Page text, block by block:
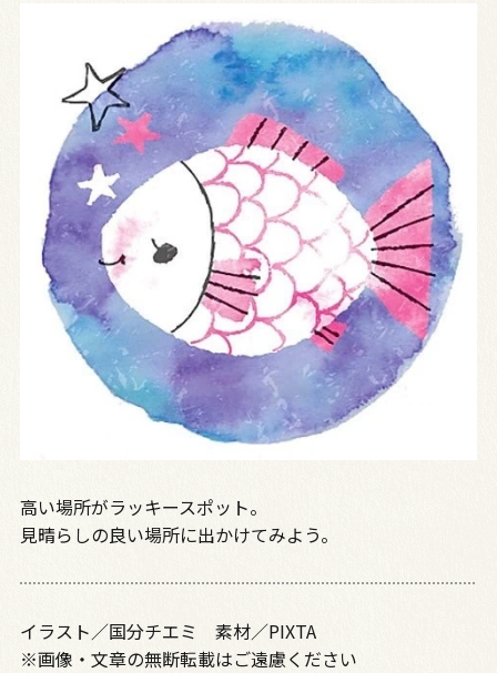
高い場所がラッキースポット。
見晴らしの良い場所に出かけてみよう。
イラスト／国分チエミ 素材／PIXTA
※画像・文章の無断転載はご遠慮ください